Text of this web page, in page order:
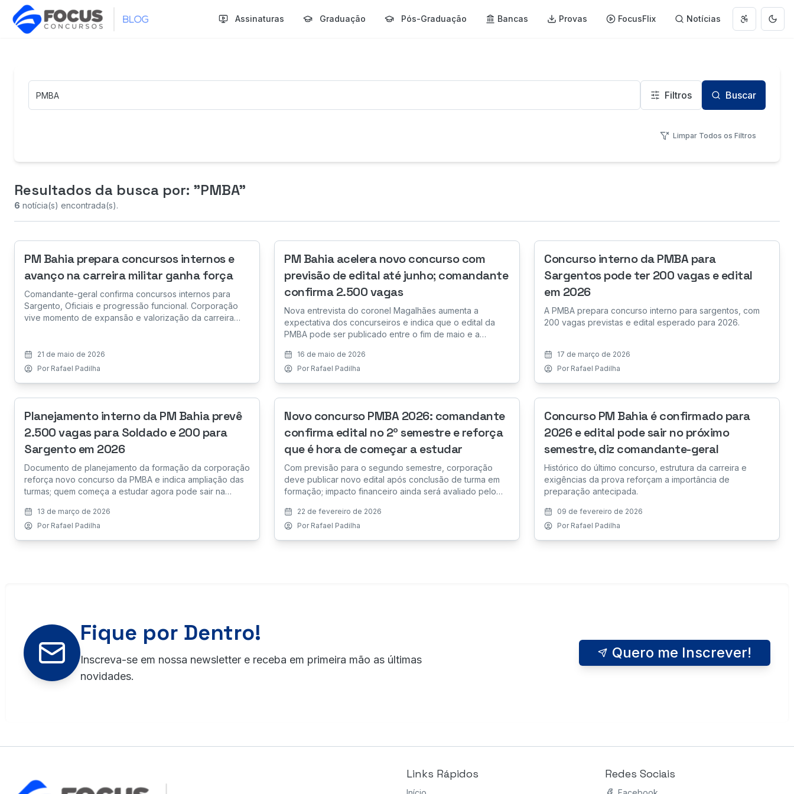
Assinaturas Graduação Pós-Graduação Bancas Provas FocusFlix Notícias Abrir menu
Termo de Busca
Filtros Buscar
Limpar Todos os Filtros
Resultados da busca por: "PMBA"
6 notícia(s) encontrada(s).
PM Bahia prepara concursos internos e
avanço na carreira militar ganha força
Comandante-geral confirma concursos internos para
Sargento, Oficiais e progressão funcional. Corporação
vive momento de expansão e valorização da carreira
21 de maio de 2026
Por Rafael Padilha
PM Bahia acelera novo concurso com
previsão de edital até junho; comandante
confirma 2.500 vagas
Nova entrevista do coronel Magalhães aumenta a
expectativa dos concurseiros e indica que o edital da
PMBA pode ser publicado entre o fim de maio e a
concursos internos e externos
16 de maio de 2026
Por Rafael Padilha
Concurso interno da PMBA para
Sargentos pode ter 200 vagas e edital
em 2026
A PMBA prepara concurso interno para sargentos, com
200 vagas previstas e edital esperado para 2026.
17 de março de 2026
Por Rafael Padilha
Planejamento interno da PM Bahia prevê
2.500 vagas para Soldado e 200 para
Sargento em 2026
Documento de planejamento da formação da corporação
reforça novo concurso da PMBA e indica ampliação das
turmas; quem começa a estudar agora pode sair na
13 de março de 2026
Por Rafael Padilha
Novo concurso PMBA 2026: comandante
confirma edital no 2º semestre e reforça
que é hora de começar a estudar
Com previsão para o segundo semestre, corporação
deve publicar novo edital após conclusão de turma em
formação; impacto financeiro ainda será avaliado pelo
22 de fevereiro de 2026
Por Rafael Padilha
Concurso PM Bahia é confirmado para
2026 e edital pode sair no próximo
semestre, diz comandante-geral
Histórico do último concurso, estrutura da carreira e
exigências da prova reforçam a importância de
preparação antecipada.
09 de fevereiro de 2026
Por Rafael Padilha
Fique por Dentro!
Inscreva-se em nossa newsletter e receba em primeira mão as últimas
novidades.
Quero me Inscrever!
Links Rápidos Redes Sociais